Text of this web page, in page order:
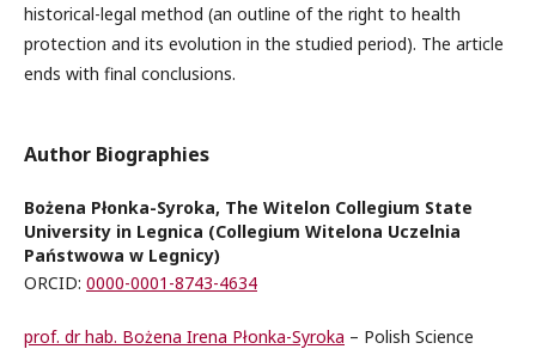
historical-legal method (an outline of the right to health
protection and its evolution in the studied period). The article
ends with final conclusions.
Author Biographies
Bożena Płonka-Syroka, The Witelon Collegium State
University in Legnica (Collegium Witelona Uczelnia
Państwowa w Legnicy)
ORCID: 0000-0001-8743-4634
prof. dr hab. Bożena Irena Płonka-Syroka – Polish Science